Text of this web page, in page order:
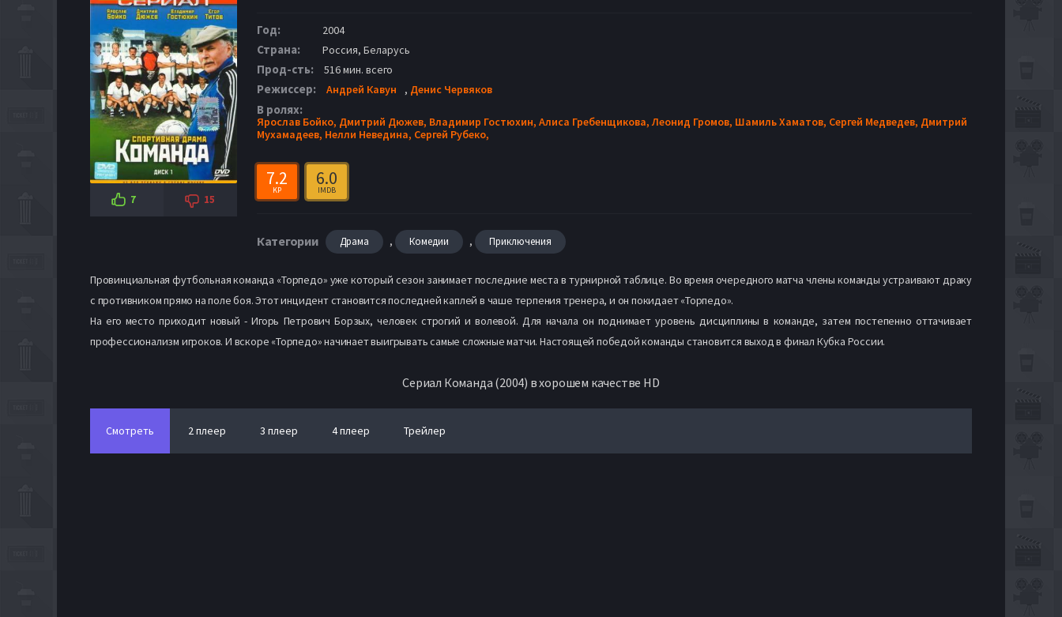
7 15
Год: 2004
Страна: Россия, Беларусь
Прод-сть: 516 мин. всего
Режиссер: Андрей Кавун , Денис Червяков
В ролях:
Ярослав Бойко, Дмитрий Дюжев, Владимир Гостюхин, Алиса Гребенщикова,Леонид Громов, Шамиль Хаматов, Сергей Медведев, Дмитрий
Мухамадеев, Нелли Неведина, Сергей Рубеко,
7.2
KP
6.0
IMDB
Категории Драма , Комедии , Приключения
Провинциальная футбольная команда «Торпедо» уже который сезон занимает последние места в турнирной таблице. Во время очередного матча члены команды устраивают драку
с противником прямо на поле боя. Этот инцидент становится последней каплей в чаше терпения тренера, и он покидает «Торпедо».
На его место приходит новый - Игорь Петрович Борзых, человек строгий и волевой. Для начала он поднимает уровень дисциплины в команде, затем постепенно оттачивает
профессионализм игроков. И вскоре «Торпедо» начинает выигрывать самые сложные матчи. Настоящей победой команды становится выход в финал Кубка России.
Сериал Команда (2004) в хорошем качестве HD
Смотреть 2 плеер 3 плеер 4 плеер Трейлер